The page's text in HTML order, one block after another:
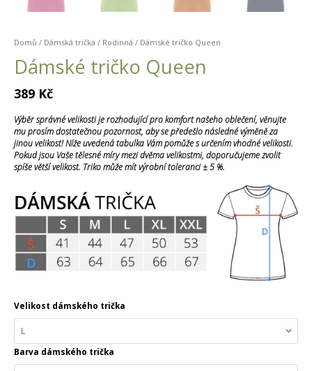
Domů / Dámská trička / Rodinná / Dámské tričko Queen
Dámské tričko Queen
389 Kč
Výběr správné velikosti je rozhodující pro komfort našeho oblečení, věnujte
mu prosím dostatečnou pozornost, aby se předešlo následné výměně za
jinou velikost! Níže uvedená tabulka Vám pomůže s určením vhodné velikosti.
Pokud jsou Vaše tělesné míry mezi dvěma velikostmi, doporučujeme zvolit
spíše větší velikost. Triko může mít výrobní toleranci ± 5 %.
Velikost dámského trička
Barva dámského trička